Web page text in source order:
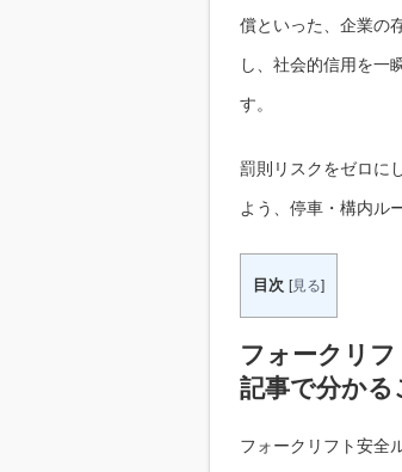
償といった、企業の
し、社会的信用を一
す。
罰則リスクをゼロに
よう、停車・構内ル
目次 [見る]
フォークリ
記事で分かる
フォークリフト安全